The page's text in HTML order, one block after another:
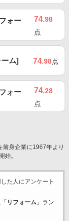
ォー
74.98
点
ム] 74.98点
ォー
74.28
点
前身企業に1967年より
始。
た 人にアンケート
リフォーム」ラン